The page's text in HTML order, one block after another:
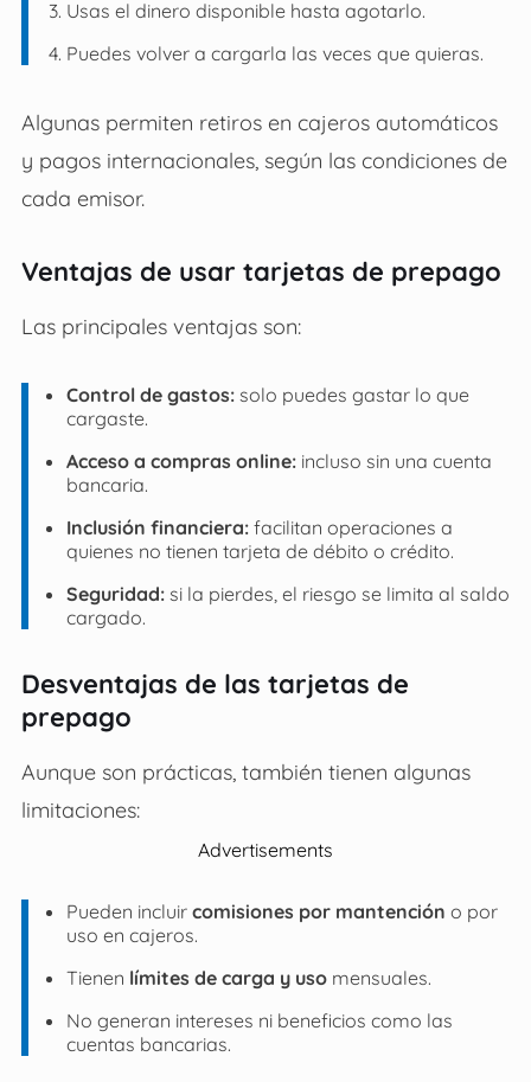
Usas el dinero disponible hasta agotarlo.
Puedes volver a cargarla las veces que quieras.
Algunas permiten retiros en cajeros automáticos
y pagos internacionales, según las condiciones de
cada emisor.
Ventajas de usar tarjetas de prepago
Las principales ventajas son:
Control de gastos:solo puedes gastar lo que
cargaste.
Acceso a compras online:incluso sin una cuenta
bancaria.
Inclusión financiera:facilitan operaciones a
quienes no tienen tarjeta de débito o crédito.
Seguridad:si la pierdes, el riesgo se limita al saldo
cargado.
Desventajas de las tarjetas de
prepago
Aunque son prácticas, también tienen algunas
limitaciones:
Advertisements
Pueden incluir comisiones por mantención o por
uso en cajeros.
Tienen límites de carga y usomensuales.
No generan intereses ni beneficios como las
cuentas bancarias.